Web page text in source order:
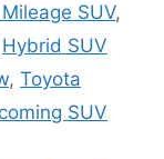
SUV,
Hybrid SUV
, Toyota
SUV